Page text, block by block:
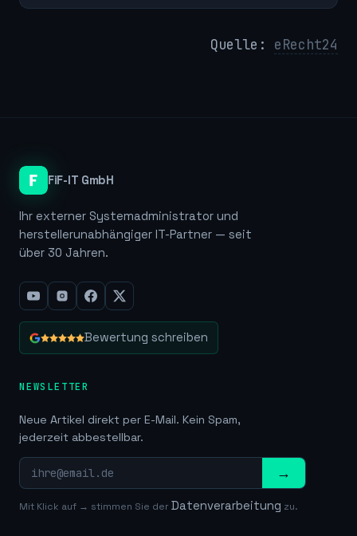
Quelle: eRecht24
FiF-IT GmbH
Ihr externer Systemadministrator und
herstellerunabhängiger IT-Partner — seit
über 30 Jahren.
Bewertung schreiben
NEWSLETTER
Neue Artikel direkt per E-Mail. Kein Spam,
jederzeit abbestellbar.
→
Mit Klick auf → stimmen Sie der Datenverarbeitung zu.